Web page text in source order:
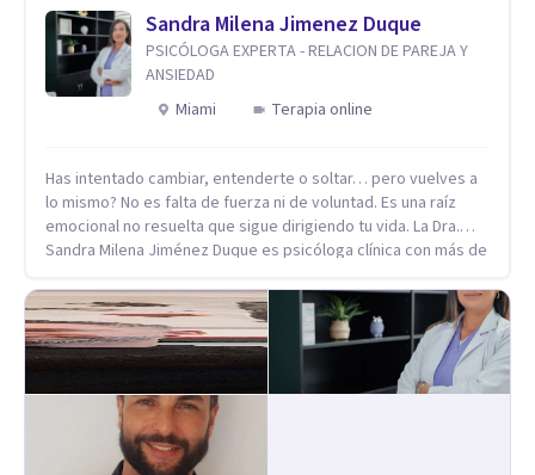
Sandra Milena Jimenez Duque
PSICÓLOGA EXPERTA - RELACION DE PAREJA Y
ANSIEDAD
Miami
Terapia online
Has intentado cambiar, entenderte o soltar… pero vuelves a
lo mismo? No es falta de fuerza ni de voluntad. Es una raíz
emocional no resuelta que sigue dirigiendo tu vida. La Dra.
Sandra Milena Jiménez Duque es psicóloga clínica con más de
profesionales más destacadas en el abordaje profundo de la
ansiedad, la baja autoestima, la dependencia emocional y los
conflictos de pareja. Ha trabajado con pacientes en
diferentes países, acompañando procesos complejos. Su
enfoque terapéutico se diferencia por una premisa clara: no
trabaja el síntoma, trabaja la raíz que lo origina. Su
metodología interviene en tres niveles: regulación del
sistema emocional, reprocesamiento de heridas de la